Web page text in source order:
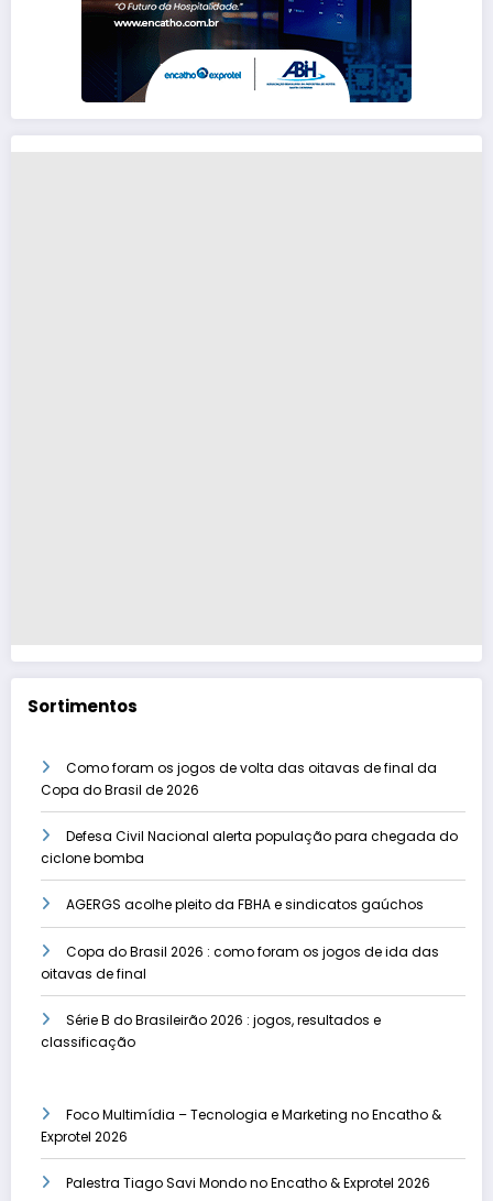
Sortimentos
Como foram os jogos de volta das oitavas de final da
Copa do Brasil de 2026
Defesa Civil Nacional alerta população para chegada do
ciclone bomba
AGERGS acolhe pleito da FBHA e sindicatos gaúchos
Copa do Brasil 2026 : como foram os jogos de ida das
oitavas de final
Série B do Brasileirão 2026 : jogos, resultados e
classificação
Foco Multimídia – Tecnologia e Marketing no Encatho &
Exprotel 2026
Palestra Tiago Savi Mondo no Encatho & Exprotel 2026